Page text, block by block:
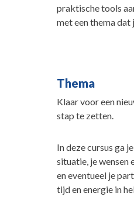
praktische tools
met een thema dat
Thema
Klaar voor een
stap te zetten.
In deze cursus ga
situatie, je
en eventueel je
tijd en energie in